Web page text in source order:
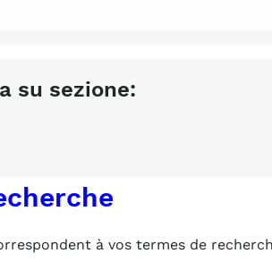
su sezione:
à vos termes de